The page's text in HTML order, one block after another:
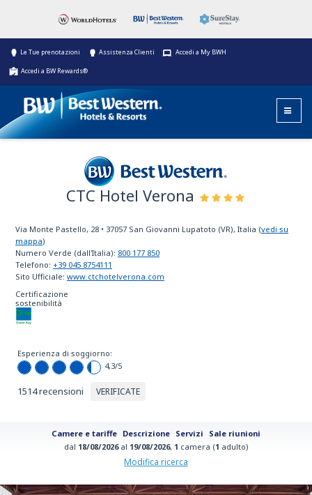
Le Tue prenotazioni Assistenza Clienti Accedi a My BWH
Accedi a BW Rewards®
Best Western
CTC Hotel Verona
Via Monte Pastello, 28 • 37057 San Giovanni Lupatoto (VR), Italia (vedi su
mappa)
Numero Verde (dall'Italia): 800 177 850
Telefono: +39 045 8754111
Sito Ufficiale: www.ctchotelverona.com
Certificazione
sostenibilità
Esperienza di soggiorno:
4,3/5
1514 recensioni VERIFICATE
Camere e tariffe Descrizione Servizi
Sale riunioni
dal 18/08/2026al 19/08/2026, 1 camera (1 adulto)
Modifica ricerca